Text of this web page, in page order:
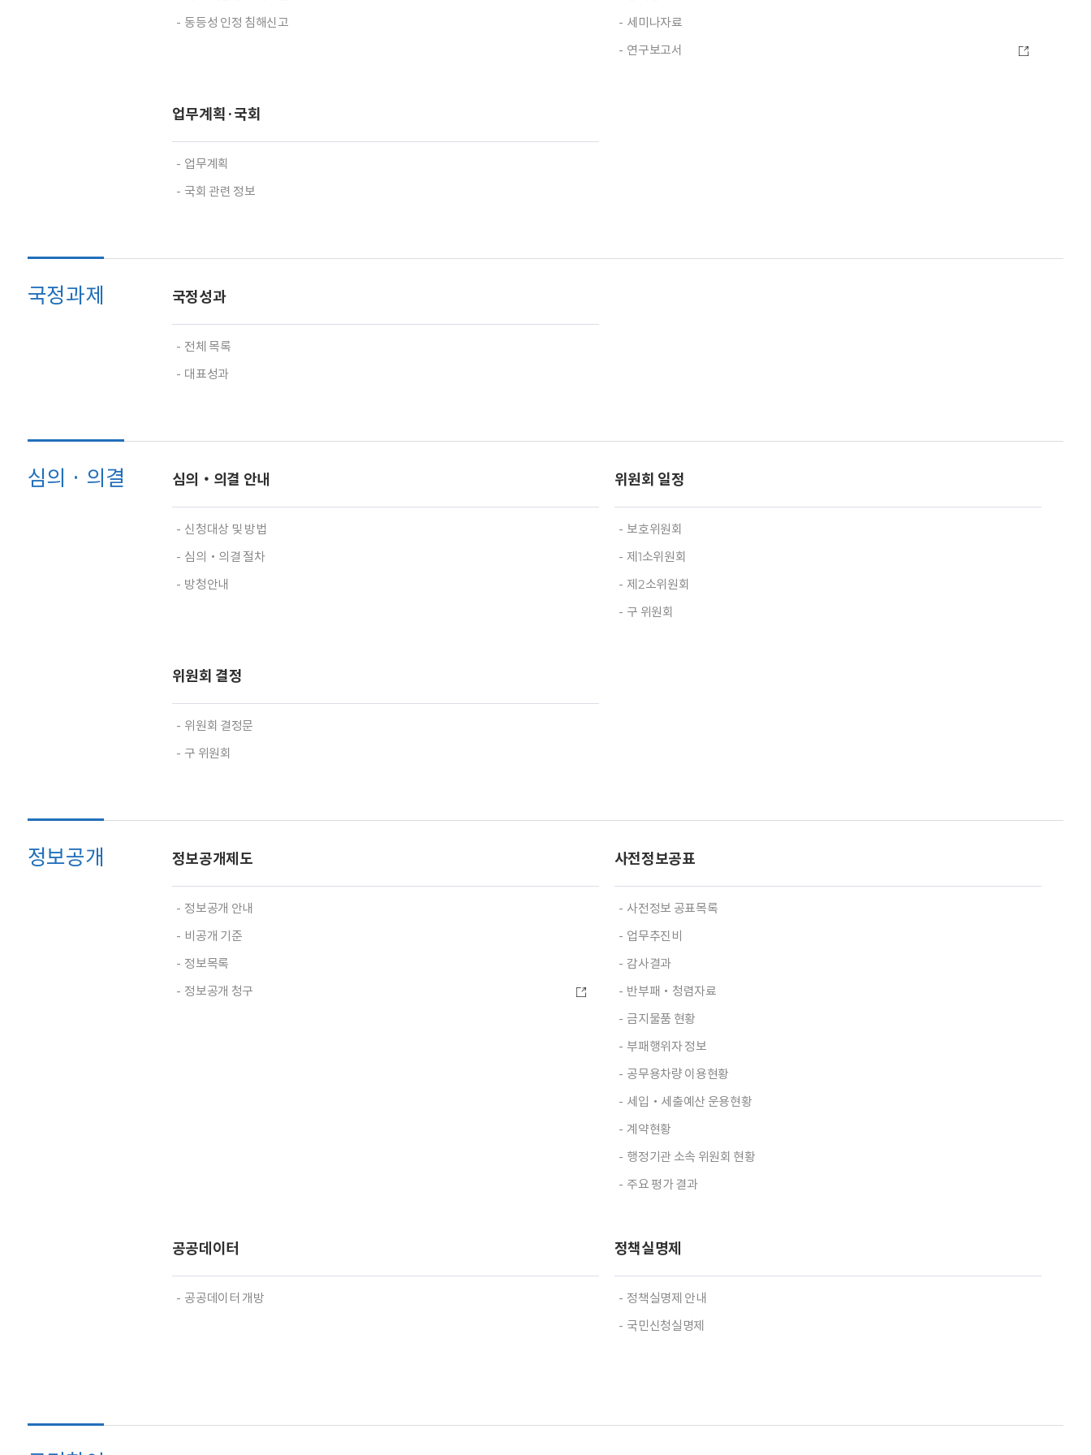
동등성 인정 침해신고
세미나자료
연구보고서
업무계획·국회
업무계획
국회 관련 정보
국정과제 국정성과
전체 목록
대표성과
심의 · 의결 심의‧의결 안내
신청대상 및 방법
심의‧의결 절차
방청안내
위원회 일정
보호위원회
제1소위원회
제2소위원회
구 위원회
위원회 결정
위원회 결정문
구 위원회
정보공개 정보공개제도
정보공개 안내
비공개 기준
정보목록
정보공개 청구
사전정보공표
사전정보 공표목록
업무추진비
감사결과
반부패‧청렴자료
금지물품 현황
부패행위자 정보
공무용차량 이용현황
세입‧세출예산 운용현황
계약현황
행정기관 소속 위원회 현황
주요 평가 결과
공공데이터
공공데이터 개방
정책실명제
정책실명제 안내
국민신청실명제